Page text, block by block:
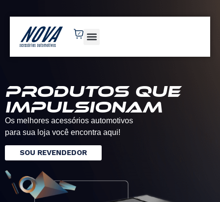
Produtos que
impulsionam
Os melhores acessórios automotivos
para sua loja você encontra aqui!
SOU REVENDEDOR